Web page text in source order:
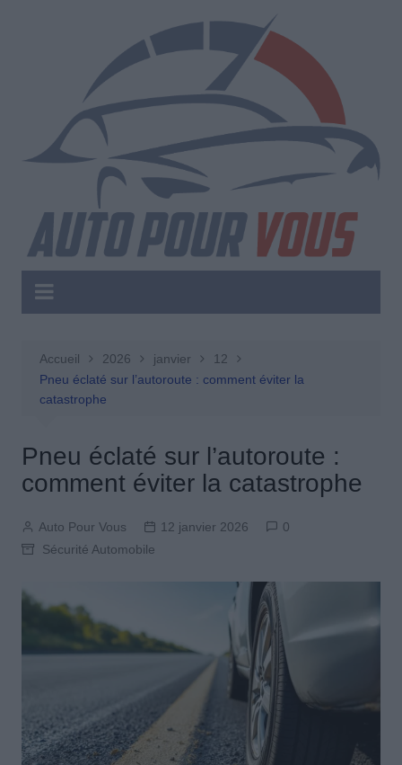
Accueil 2026 janvier
12
Pneu éclaté sur l’autoroute : comment éviter la
catastrophe
Pneu éclaté sur l’autoroute :
comment éviter la catastrophe
Auto Pour Vous 12 janvier 2026
0
Sécurité Automobile